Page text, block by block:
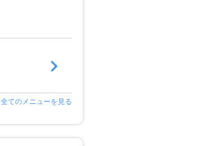
全てのメニューを見る